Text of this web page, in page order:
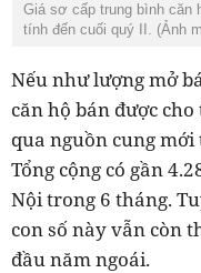
Giá sơ cấp trung bình căn
tính đến cuối quý II. (Ảnh
Nếu như lượng mở
căn hộ bán được
qua nguồn cung
Tổng cộng có gần
Nội trong 6 tháng.
con số này vẫn còn
đầu năm ngoái.